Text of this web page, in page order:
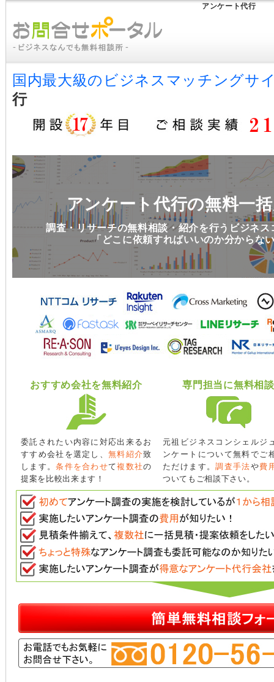
アンケート代行
国内最大級のビジネスマッチングサ
行
アンケート代行の無料一
調査・リサーチの無料相談・紹介を行うビジネ
「どこに依頼すればいいのか分からな
おすすめ会社を無料紹介 専門担当に無料相談
委託されたい内容に対応出来るお
すすめ会社を選定し、無料紹介致
します。条件を合わせて複数社の
提案を比較出来ます！
元祖ビジネスコンシェルジ
ンケートについて無料でご
ただけます。調査手法や費
ついてもご相談下さい。